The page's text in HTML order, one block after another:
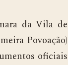
da Vila de
Povoação)
oficiais